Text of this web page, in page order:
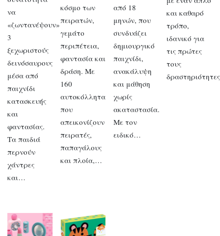
να
«ζωντανέψουν»
3
ξεχωριστούς
δεινόσαυρους
μέσα από
παιχνίδι
κατασκευής
και
φαντασίας.
Τα παιδιά
περνούν
χάντρες
και…
κόσμο των
πειρατών,
γεμάτο
περιπέτεια,
φαντασία και
δράση. Με
160
αυτοκόλλητα
που
απεικονίζουν
πειρατές,
παπαγάλους
και πλοία,…
από 18
μηνών, που
συνδυάζει
δημιουργικό
παιχνίδι,
ανακάλυψη
και μάθηση
χωρίς
ακαταστασία.
Με τον
ειδικό…
και καθαρό
τρόπο,
ιδανικό για
τις πρώτες
τους